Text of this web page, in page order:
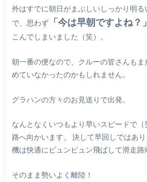
外はすでに朝日がまぶしいしっかり明
で、思わず「今は早朝ですよね？」
こんでしまいました（笑）。
朝一番の便なので、クルーの皆さんもま
めていなかったのかもしれません。
グラハンの方々のお見送りで出発。
なんとなくいつもより早いスピードで
路へ向かいます。 決して早回しではあ
機は快適にビュンビュン飛ばして滑走路
そのまま勢いよく離陸！